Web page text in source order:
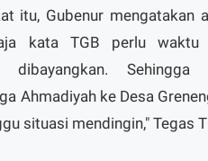
itu, Gubenur mengatakan
kata TGB perlu
dibayangkan.
Ahmadiyah ke Desa
situasi mendingin," Tegas